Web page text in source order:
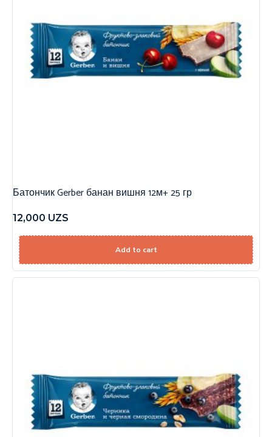
Батончик Gerber банан вишня 12м+ 25 гр
12,000 UZS
Add to cart